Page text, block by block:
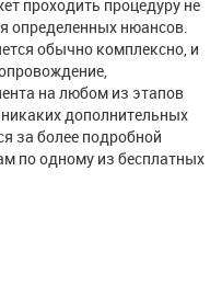
проходить процедуру не
определенных нюансов.
обычно комплексно, и
на любом из этапов
дополнительных
за более подробной
по одному из бесплатных